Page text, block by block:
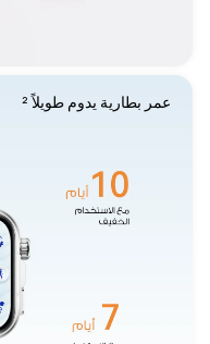
عمر بطارية يدوم طويلاً ²